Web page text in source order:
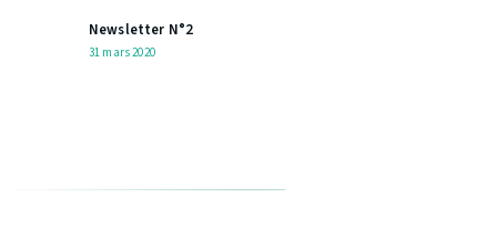
Newsletter N°2
31 mars 2020